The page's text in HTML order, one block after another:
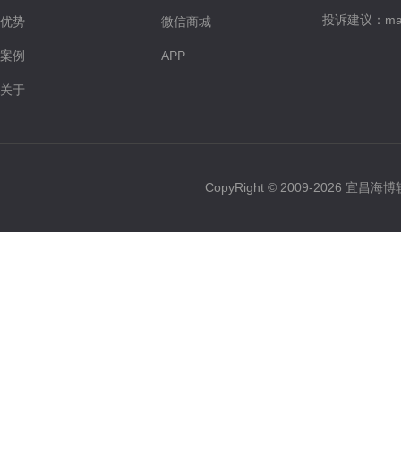
优势
案例
关于
微信商城
APP
投诉建议：
CopyRight © 2009-2026 宜昌海